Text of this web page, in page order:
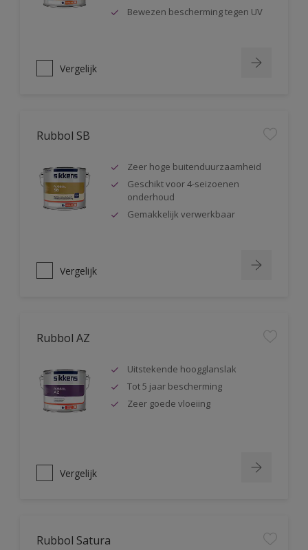
Bewezen bescherming tegen UV
Vergelijk
Rubbol SB
Zeer hoge buitenduurzaamheid
Geschikt voor 4-seizoenen
onderhoud
Gemakkelijk verwerkbaar
Vergelijk
Rubbol AZ
Uitstekende hoogglanslak
Tot 5 jaar bescherming
Zeer goede vloeiing
Vergelijk
Rubbol Satura